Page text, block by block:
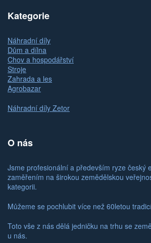
Kategorie
Náhradní díly
Dům a dílna
Chov a hospodářství
Stroje
Zahrada a les
Agrobazar
Náhradní díly Zetor
O nás
Jsme profesionální a především ryze český
zaměřením na širokou zemědělskou
kategorii.
Můžeme se pochlubit více než 60letou
Toto vše z nás dělá jedničku na trhu se
u nás.